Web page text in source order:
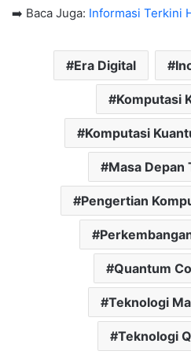
➡️ Baca Juga: Informasi Terkini
Era Digital
Komputasi
Komputasi
Masa Depan
Pengertian
Quantum
Teknologi
Teknologi